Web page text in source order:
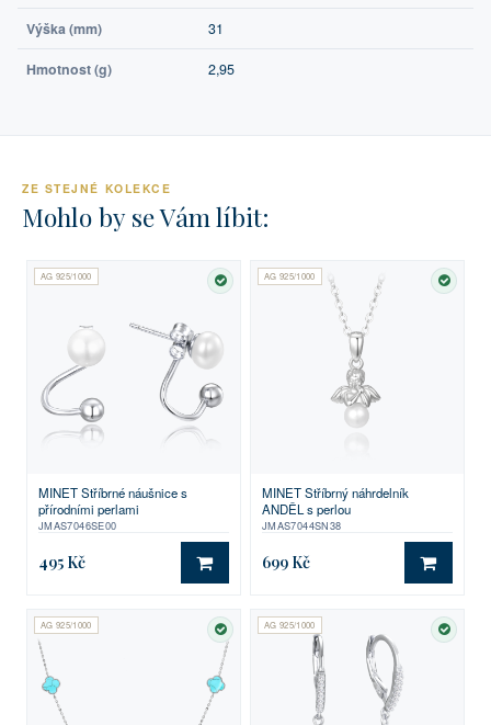
Výška (mm) 31
Hmotnost (g) 2,95
ZE STEJNÉ KOLEKCE
Mohlo by se Vám líbit:
AG 925/1000
SKLADEM
MINET Stříbrné náušnice s
přírodními perlami
JMAS7046SE00
495 Kč DO KOŠÍKU
AG 925/1000
MINET Stříbrný náhrdelník
ANDĚL s perlou
JMAS7044SN38
699 Kč DO
AG 925/1000
SKLADEM
AG 925/1000